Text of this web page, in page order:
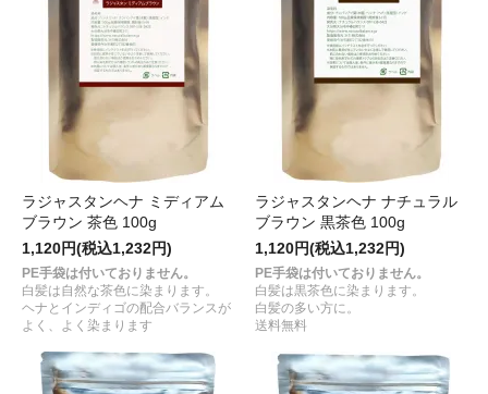
ラジャスタンヘナ ミディアム
ブラウン 茶色 100g
1,120円(税込1,232円)
PE手袋は付いておりません。
白髪は自然な茶色に染まります。
ヘナとインディゴの配合バランスが
よく、よく染まります
ラジャスタンヘナ ナチュラル
ブラウン 黒茶色 100g
1,120円(税込1,232円)
PE手袋は付いておりません。
白髪は黒茶色に染まります。
白髪の多い方に。
送料無料